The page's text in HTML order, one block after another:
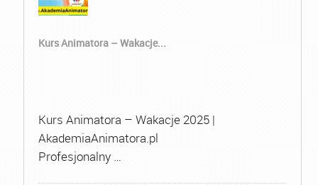
Kurs Animatora – Wakacje...
Kurs Animatora – Wakacje 2025 |
AkademiaAnimatora.pl
Profesjonalny …